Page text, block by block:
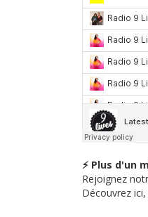
⚡ Plus d'un
Rejoignez
Découvrez